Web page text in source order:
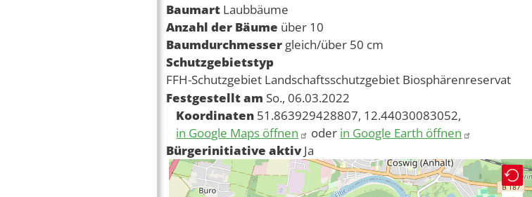
Baumart Laubbäume
Anzahl der Bäume über 10
Baumdurchmesser gleich/über 50 cm
Schutzgebietstyp
FFH-Schutzgebiet Landschaftsschutzgebiet Biosphärenreservat
Festgestellt am So., 06.03.2022
Koordinaten 51.863929428807, 12.44030083052,
in Google Maps öffnen
oder in Google Earth öffnen
Bürgerinitiative aktiv Ja